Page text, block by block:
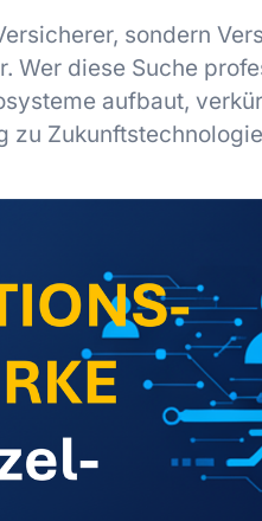
sondern
Wer diese Suche
aufbaut,
zu